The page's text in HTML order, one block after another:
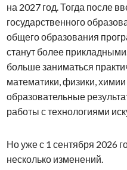
на 2027 год. Тогда после
государственного
общего образования
станут более
больше заниматься
математики, физики,
образовательные
работы с технологиями
Но уже с 1 сентября 2026
несколько изменений.